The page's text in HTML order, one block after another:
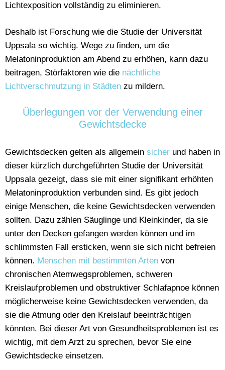
Lichtexposition vollständig zu eliminieren.
Deshalb ist Forschung wie die Studie der Universität
Uppsala so wichtig. Wege zu finden, um die
Melatoninproduktion am Abend zu erhöhen, kann dazu
beitragen, Störfaktoren wie die nächtliche
Lichtverschmutzung in Städten zu mildern.
Überlegungen vor der Verwendung einer
Gewichtsdecke
Gewichtsdecken gelten als allgemein sicher und haben in
dieser kürzlich durchgeführten Studie der Universität
Uppsala gezeigt, dass sie mit einer signifikant erhöhten
Melatoninproduktion verbunden sind. Es gibt jedoch
einige Menschen, die keine Gewichtsdecken verwenden
sollten. Dazu zählen Säuglinge und Kleinkinder, da sie
unter den Decken gefangen werden können und im
schlimmsten Fall ersticken, wenn sie sich nicht befreien
können. Menschen mit bestimmten Arten von
chronischen Atemwegsproblemen, schweren
Kreislaufproblemen und obstruktiver Schlafapnoe können
möglicherweise keine Gewichtsdecken verwenden, da
sie die Atmung oder den Kreislauf beeinträchtigen
könnten. Bei dieser Art von Gesundheitsproblemen ist es
wichtig, mit dem Arzt zu sprechen, bevor Sie eine
Gewichtsdecke einsetzen.